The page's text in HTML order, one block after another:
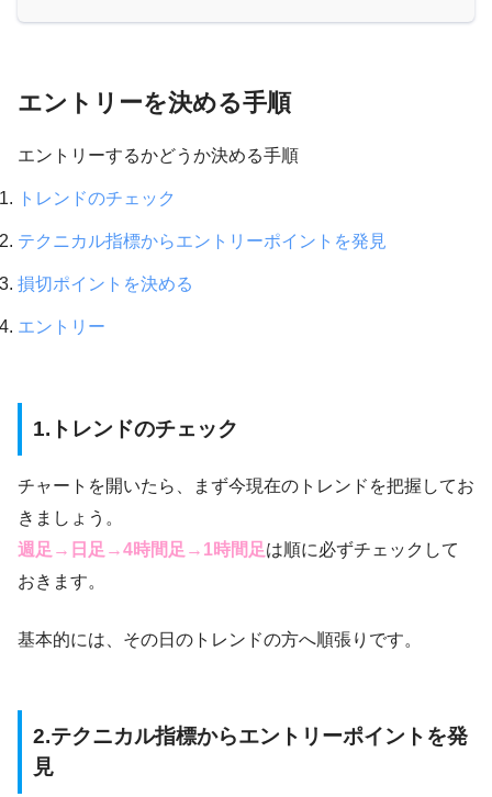
エントリーを決める手順
エントリーするかどうか決める手順
トレンドのチェック
テクニカル指標からエントリーポイントを発見
損切ポイントを決める
エントリー
1.トレンドのチェック
チャートを開いたら、まず今現在のトレンドを把握してお
きましょう。
週足→日足→4時間足→1時間足は順に必ずチェックして
おきます。
基本的には、その日のトレンドの方へ順張りです。
2.テクニカル指標からエントリーポイントを発
見